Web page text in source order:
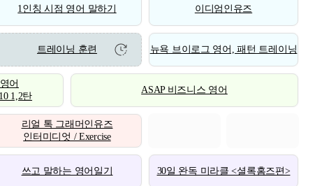
1인칭 시점 영어 말하기 이디엄인유즈
트레이닝 훈련 뉴욕 브이로그 영어, 패턴 트레이닝
어
1,2탄
ASAP 비즈니스 영어
리얼 톡 그래머인유즈
인터미디엇 / Exercise
쓰고 말하는 영어일기 30일 완독 미라클 <셜록홈즈편>